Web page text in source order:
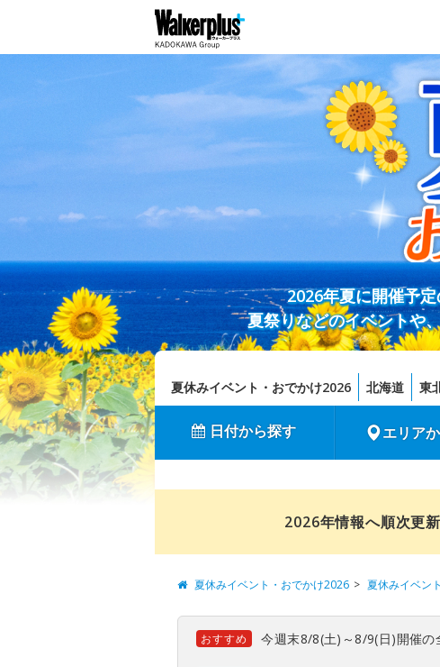
2026年夏に開催予
夏祭りなどのイベントや
夏休みイベント・おでかけ2026 北海道 東
日付から探す エリア
2026年情報へ順次更
夏休みイベント・おでかけ2026 夏休みイベン
おすすめ 今週末8/8(土)～8/9(日)開催の